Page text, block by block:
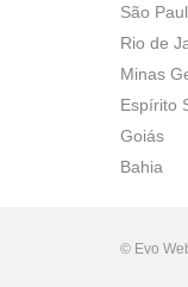
São
Rio de
Minas
Espírito
Goiás
Bahia
© Evo